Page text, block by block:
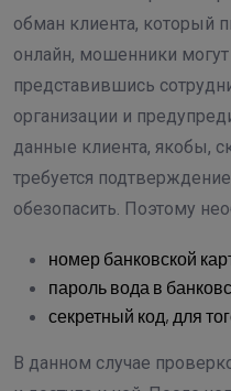
обман клиента, который
онлайн, мошенники
представившись
организации и
данные клиента, якобы,
требуется
обезопасить. Поэтому
номер банковской
пароль вода в
секретный код, для
В данном случае